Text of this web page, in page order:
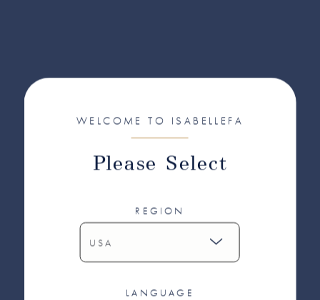
WELCOME TO ISABELLEFA
Please Select
REGION
LANGUAGE